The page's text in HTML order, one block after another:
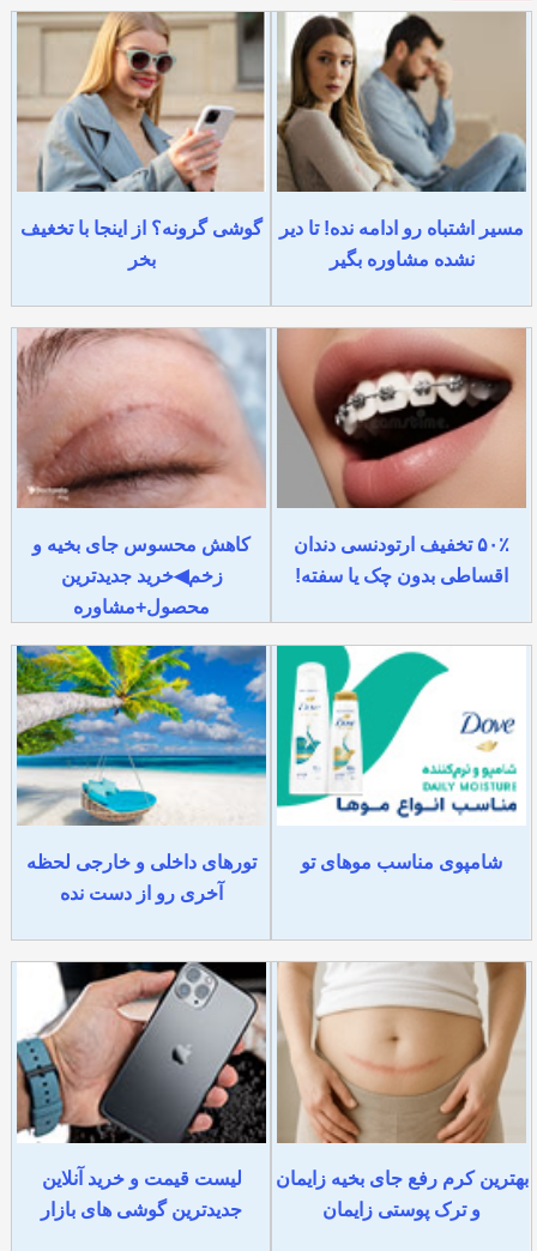
مسیر اشتباه رو ادامه نده! تا دیر
نشده مشاوره بگیر
گوشی گرونه؟ از اینجا با تخغیف
بخر
۵۰٪ تخفیف ارتودنسی دندان
اقساطی بدون چک یا سفته!
کاهش محسوس جای بخیه و
زخم◀خرید جدیدترین
محصول+مشاوره
شامپوی مناسب موهای تو
تورهای داخلی و خارجی لحظه
آخری رو از دست نده
بهترین کرم رفع جای بخیه زایمان
و ترک پوستی زایمان
لیست قیمت و خرید آنلاین
جدیدترین گوشی های بازار